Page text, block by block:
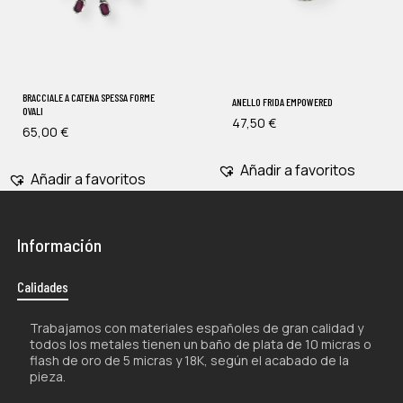
BRACCIALE A CATENA SPESSA FORME
OVALI
65,00 €
Añadir a favoritos
ANELLO FRIDA EMPOWERED
47,50 €
Añadir a favoritos
Información
Calidades
Trabajamos con materiales españoles de gran calidad y
todos los metales tienen un baño de plata de 10 micras o
flash de oro de 5 micras y 18K, según el acabado de la
pieza.